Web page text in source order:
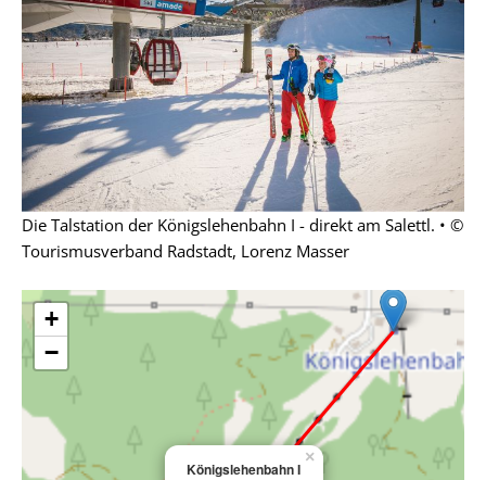
Die Talstation der Königslehenbahn I - direkt am Salettl. • ©
Tourismusverband Radstadt, Lorenz Masser
Königslehenbahn I
×
+
−